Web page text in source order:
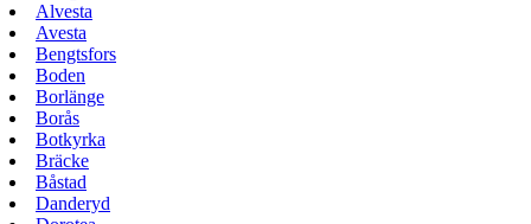
Alvesta
Avesta
Bengtsfors
Boden
Borlänge
Borås
Botkyrka
Bräcke
Båstad
Danderyd